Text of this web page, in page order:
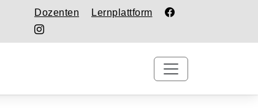
Dozenten Lernplattform